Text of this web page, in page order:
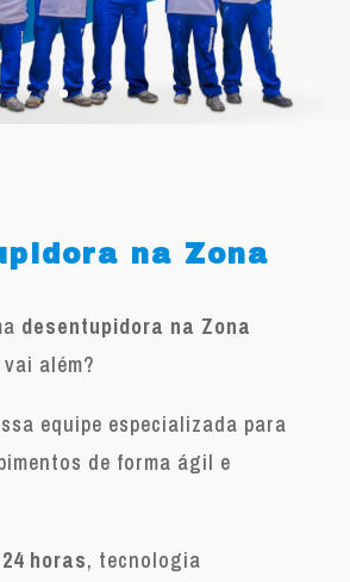
na Zona
desentupidora na Zona
além?
equipe especializada para
de forma ágil e
horas, tecnologia